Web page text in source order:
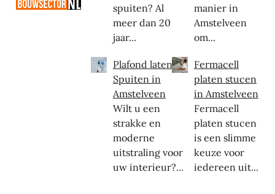
spuiten? Al
meer dan 20
jaar...
Plafond laten
Spuiten in
Amstelveen
Wilt u een
strakke en
moderne
uitstraling voor
uw interieur?...
manier in
Amstelveen
om...
Fermacell
platen stucen
in Amstelveen
Fermacell
platen stucen
is een slimme
keuze voor
iedereen uit...